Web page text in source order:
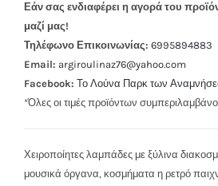
Εάν σας ενδιαφέρει η αγορά του
μαζί μας!
Τηλέφωνο Επικοινωνίας: 6995894883
Email: argiroulinaz76@yahoo.com
Facebook: Το Λούνα Παρκ των
*Όλες οι τιμές προϊόντων
Χειροποίητες λαμπάδες με ξύλινα
μουσικά όργανα, κοσμήματα η ρετρό